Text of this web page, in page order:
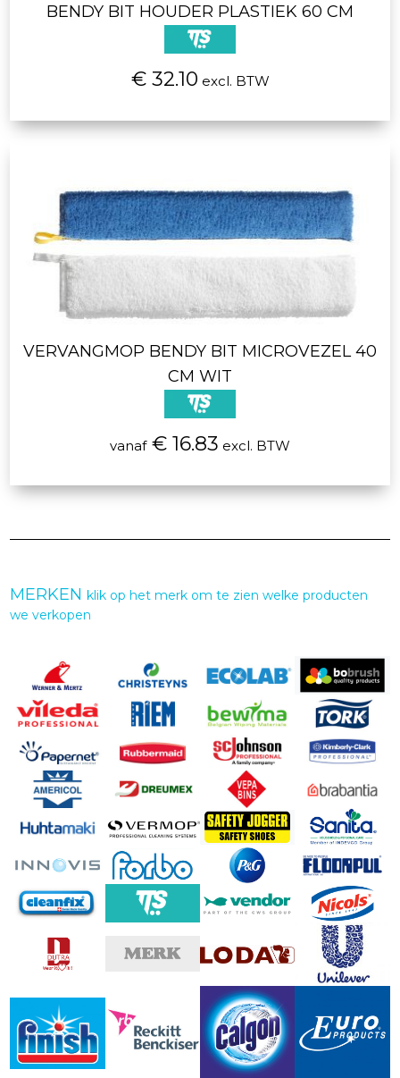
BENDY BIT HOUDER PLASTIEK 60 CM
€ 32.10 excl. BTW
VERVANGMOP BENDY BIT MICROVEZEL 40
CM WIT
vanaf€ 16.83 excl. BTW
MERKENklik op het merk om te zien welke producten
we verkopen